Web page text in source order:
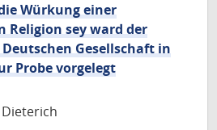
Würkung einer
Religion sey ward der
Gesellschaft in
Probe vorgelegt